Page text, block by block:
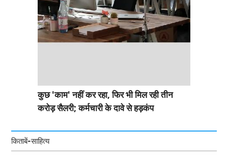
कुछ 'काम' नहीं कर रहा, फिर भी मिल रही तीन
करोड़ सैलरी; कर्मचारी के दावे से हड़कंप
किताबें-साहित्य